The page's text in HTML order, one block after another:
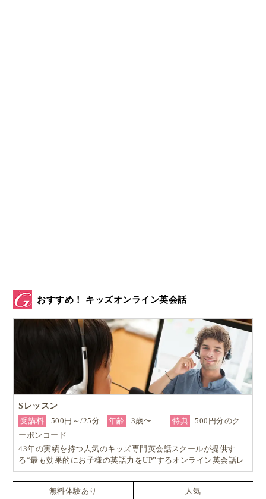
師の在籍している病院も多くあり、そういった病院で
は受付なども全て日本語でOK。
なので気になることは何でも日本語で聞く事ができま
上海在住日本人御用達！おすすめ病院リスト7
選
おすすめ！ キッズオンライン英会話
Sレッスン
受講料
500円～/25分 年齢 3歳〜 特典
500円分のク
ーポンコード
43年の実績を持つ人気のキッズ専門英会話スクールが提供す
る“最も効果的にお子様の英語力をUP”するオンライン英会話レ
ッスン！
無料体験あり 人気